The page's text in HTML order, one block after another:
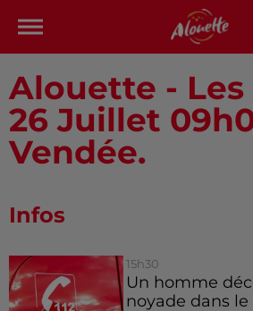
Alouette -
26 Juillet
Vendée.
Infos
15h30
Un homme
noyade dans le